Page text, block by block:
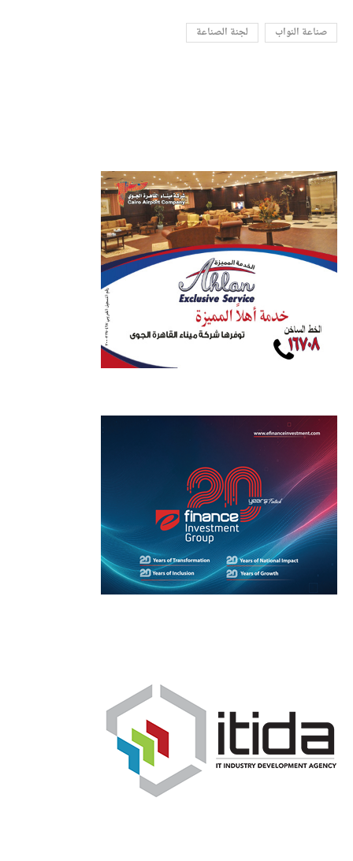
صناعة النواب لجنة الصناعة